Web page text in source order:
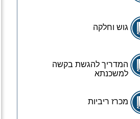
גוש וחלקה
המדריך להגשת בקשה
למשכנתא
מכרז ריביות